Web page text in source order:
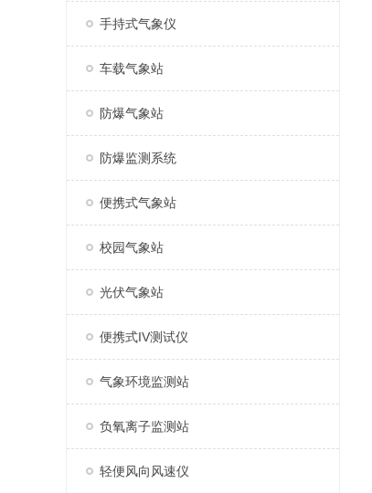
手持式气象仪
车载气象站
防爆气象站
防爆监测系统
便携式气象站
校园气象站
光伏气象站
便携式IV测试仪
气象环境监测站
负氧离子监测站
轻便风向风速仪